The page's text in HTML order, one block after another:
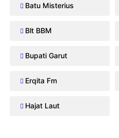
Batu Misterius
Blt BBM
Bupati Garut
Erqita Fm
Hajat Laut